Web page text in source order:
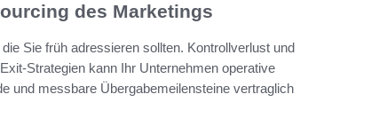
des Marketings
Sie früh adressieren sollten. Kontrollverlust und
Strategien kann Ihr Unternehmen operative
und messbare Übergabemeilensteine vertraglich